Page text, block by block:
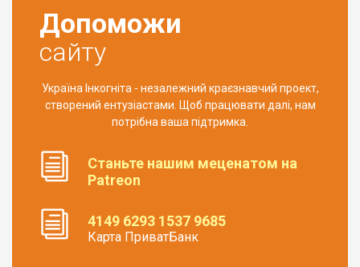
Допоможи
сайту
Україна Інкогніта - незалежний краєзнавчий проект,
створений ентузіастами. Щоб працювати далі, нам
потрібна ваша підтримка.
Станьте нашим меценатом на
Patreon
4149 6293 1537 9685
Карта ПриватБанк